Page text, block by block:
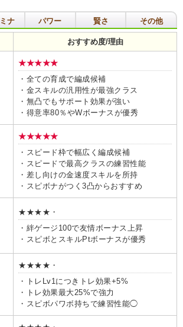
ナ パワー 賢さ その他
おすすめ度/理由
★★★★★
・全ての育成で編成候補
・金スキルの汎用性が最強クラス
・無凸でもサポート効果が強い
・得意率80％やWボーナスが優秀
★★★★★
・スピード枠で幅広く編成候補
・スピードで最高クラスの練習性能
・差し向けの金速度スキルを所持
・スピボナがつく3凸からおすすめ
★★★★・
・絆ゲージ100で友情ボーナス上昇
・スピボとスキルPtボーナスが優秀
★★★★・
・トレLv1につきトレ効果+5%
・トレ効果最大25%で強力
・スピボパワボ持ちで練習性能◯